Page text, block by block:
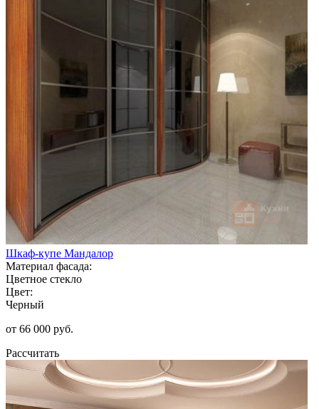
Шкаф-купе Мандалор
Материал фасада:
Цветное стекло
Цвет:
Черный
от 66 000 руб.
Рассчитать